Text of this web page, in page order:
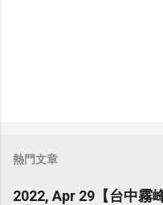
熱門文章
2022, Apr 29【台中霧